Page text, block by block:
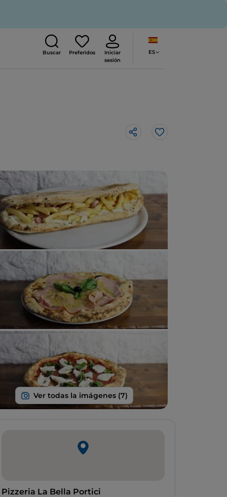
Buscar Preferidos
Iniciar
sesión
ES
Me gusta
Pizzeria La Bella Portici